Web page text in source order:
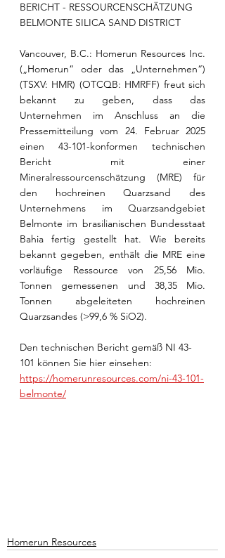
BERICHT - RESSOURCENSCHÄTZUNG
BELMONTE SILICA SAND DISTRICT
Vancouver, B.C.: Homerun Resources Inc.
(„Homerun“ oder das „Unternehmen“)
(TSXV: HMR) (OTCQB: HMRFF) freut sich
bekannt zu geben, dass das
Unternehmen im Anschluss an die
Pressemitteilung vom 24. Februar 2025
einen 43-101-konformen technischen
Bericht mit einer
Mineralressourcenschätzung (MRE) für
den hochreinen Quarzsand des
Unternehmens im Quarzsandgebiet
Belmonte im brasilianischen Bundesstaat
Bahia fertig gestellt hat. Wie bereits
bekannt gegeben, enthält die MRE eine
vorläufige Ressource von 25,56 Mio.
Tonnen gemessenen und 38,35 Mio.
Tonnen abgeleiteten hochreinen
Quarzsandes (>99,6 % SiO2).
Den technischen Bericht gemäß NI 43-
101 können Sie hier einsehen:
https://homerunresources.com/ni-43-101-
belmonte/
Homerun Resources